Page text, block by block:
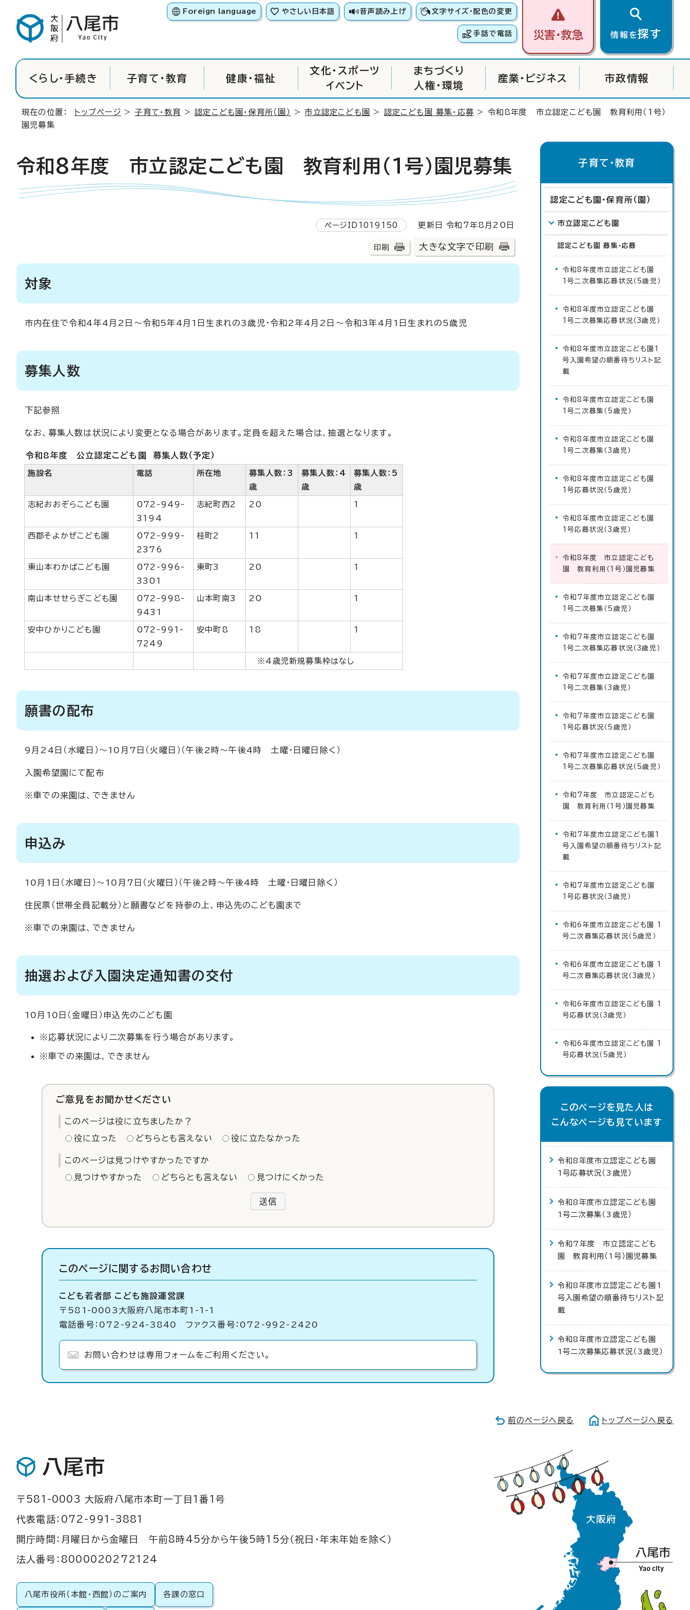
Foreign language やさしい日本語 音声読み上げ 文字サイズ・配色の変更
手話で電話 災害・救急 情報を探す
くらし・手続き 子育て・教育 健康・福祉
文化・スポーツ
イベント
まちづくり
人権・環境
産業・ビジネス 市政情報
現在の位置： トップページ >子育て・教育 >認定こども園・保育所（園） >市立認定こども園 > 認定こども園 募集・応募 > 令和8年度 市立認定こども園 教育利用（1号）
園児募集
令和8年度 市立認定こども園 教育利用（1号）園児募集
ページID1019150 更新日 令和7年8月20日
印刷 大きな文字で印刷
対象
市内在住で令和4年4月2日～令和5年4月1日生まれの3歳児・令和2年4月2日～令和3年4月1日生まれの5歳児
募集人数
下記参照
なお、募集人数は状況により変更となる場合があります。定員を超えた場合は、抽選となります。
令和8年度 公立認定こども園 募集人数（予定）
施設名 電話 所在地
募集人数：3
歳
募集人数：4
歳
募集人数：5
歳
志紀おおぞらこども園
072-949-
3194
志紀町西2 20 1
西郡そよかぜこども園
072-999-
2376
桂町2 11 1
東山本わかばこども園
072-996-
3301
東町3 20 1
南山本せせらぎこども園
072-998-
9431
山本町南3 20 1
安中ひかりこども園
072-991-
7249
安中町8 18 1
※4歳児新規募集枠はなし
願書の配布
9月24日（水曜日）～10月7日（火曜日）（午後2時～午後4時 土曜・日曜日除く）
入園希望園にて配布
※車での来園は、できません
申込み
10月1日（水曜日）～10月7日（火曜日）（午後2時～午後4時 土曜・日曜日除く）
住民票（世帯全員記載分）と願書などを持参の上、申込先のこども園まで
※車での来園は、できません
抽選および入園決定通知書の交付
10月10日（金曜日）申込先のこども園
※応募状況により二次募集を行う場合があります。
※車での来園は、できません
ご意見をお聞かせください
このページは役に立ちましたか？
役に立った どちらとも言えない 役に立たなかった
このページは見つけやすかったですか
見つけやすかった どちらとも言えない 見つけにくかった
送信
このページに関するお問い合わせ
こども若者部 こども施設運営課
〒581-0003大阪府八尾市本町1-1-1
電話番号：072-924-3840 ファクス番号：072-992-2420
お問い合わせは専用フォームをご利用ください。
子育て・教育
認定こども園・保育所（園）
市立認定こども園
認定こども園 募集・応募
令和8年度市立認定こども園
1号二次募集応募状況（5歳児）
令和8年度市立認定こども園
1号二次募集応募状況（3歳児）
令和8年度市立認定こども園1
号入園希望の順番待ちリスト記
載
令和8年度市立認定こども園
1号二次募集（5歳児）
令和8年度市立認定こども園
1号二次募集（3歳児）
令和8年度市立認定こども園
1号応募状況（5歳児）
令和8年度市立認定こども園
1号応募状況（3歳児）
令和8年度 市立認定こども
園 教育利用（1号）園児募集
令和7年度市立認定こども園
1号二次募集（5歳児）
令和7年度市立認定こども園
1号二次募集応募状況（3歳児）
令和7年度市立認定こども園
1号二次募集（3歳児）
令和7年度市立認定こども園
1号応募状況（5歳児）
令和7年度市立認定こども園
1号二次募集応募状況（5歳児）
令和7年度 市立認定こども
園 教育利用（1号）園児募集
令和7年度市立認定こども園1
号入園希望の順番待ちリスト記
載
令和7年度市立認定こども園
1号応募状況（3歳児）
令和6年度市立認定こども園 1
号二次募集応募状況（5歳児）
令和6年度市立認定こども園 1
号二次募集応募状況（3歳児）
令和6年度市立認定こども園 1
号応募状況（3歳児）
令和6年度市立認定こども園 1
号応募状況（5歳児）
このページを見た人は
こんなページも見ています
令和8年度市立認定こども園
1号応募状況（3歳児）
令和8年度市立認定こども園
1号二次募集（3歳児）
令和7年度 市立認定こども
園 教育利用（1号）園児募集
令和8年度市立認定こども園1
号入園希望の順番待ちリスト記
載
令和8年度市立認定こども園
1号二次募集応募状況（3歳児）
前のページへ戻る トップページへ戻る
八尾市
〒581-0003 大阪府八尾市本町一丁目1番1号
代表電話：072-991-3881
開庁時間：月曜日から金曜日 午前8時45分から午後5時15分（祝日・年末年始を除く）
法人番号：8000020272124
八尾市役所（本館・西館）のご案内 各課の窓口